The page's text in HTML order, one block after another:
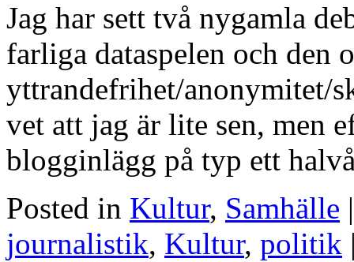
Jag har sett två nygamla
farliga dataspelen och den
yttrandefrihet/anonymitet/
vet att jag är lite sen, men
blogginlägg på typ ett
Posted in Kultur, Samhälle |
journalistik, Kultur, politik